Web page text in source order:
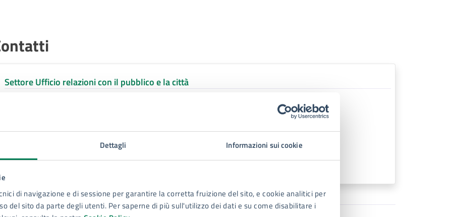
Dettagli Informazioni sui cookie
di navigazione e di sessione per garantire la corretta fruizione del sito, e cookie analitici per
del sito da parte degli utenti. Per saperne di più sull'utilizzo dei dati e su come disabilitare i
Settore Ufficio relazioni con il pubblico e la città
E-mail:festivaleducazione@comune.siracusa.it
serviziocivileuniversalesr@comune.siracusa.it
E-mail:urbancenter@comune.siracusa.it